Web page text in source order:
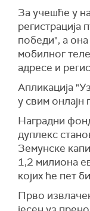
За учешће у
регистрација
победи", а
мобилног
адресе и
Апликација
у свим онлајн
Наградни
дуплекс
Земунске
1,2 милиона
којих ће пет
Прво